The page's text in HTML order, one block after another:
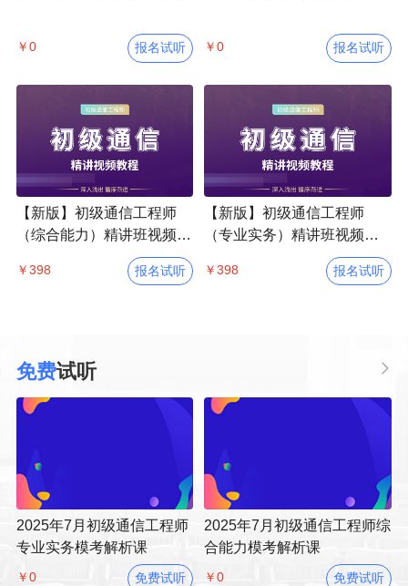
￥0 报名试听 ￥0 报名试听
【新版】初级通信工程师
（综合能力）精讲班视频
（讲师：聂伟成）
￥398 报名试听
【新版】初级通信工程师
（专业实务）精讲班视频
￥398 报名试听
免费试听
2025年7月初级通信工程师
专业实务模考解析课
￥0 免费试听
2025年7月初级通信工程师综
合能力模考解析课
￥0 免费试听